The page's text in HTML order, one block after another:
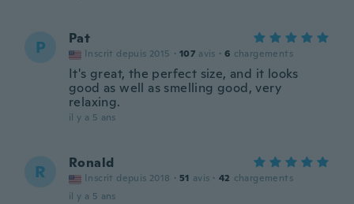
P Pat
Inscrit depuis 2015 · 107 avis · 6 chargements
It's great, the perfect size, and it looks
good as well as smelling good, very
relaxing.
il y a 5 ans
R Ronald
Inscrit depuis 2018 · 51 avis · 42 chargements
il y a 5 ans